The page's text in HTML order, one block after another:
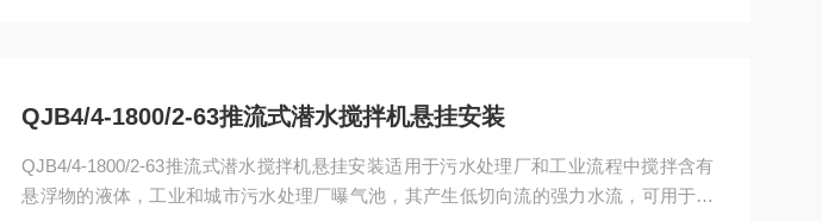
QJB4/4-1800/2-63推流式潜水搅拌机悬挂安装
QJB4/4-1800/2-63推流式潜水搅拌机悬挂安装适用于污水处理厂和工业流程中搅拌含有
悬浮物的液体，工业和城市污水处理厂曝气池，其产生低切向流的强力水流，可用于循